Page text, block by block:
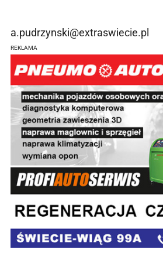
a.pudrzynski@extraswiecie.pl
REKLAMA